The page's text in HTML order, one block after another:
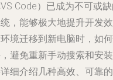
Code）已成为不可或
，能够极大地提升开发
境迁移到新电脑时，如
避免重新手动搜索和安
细介绍几种高效、可靠